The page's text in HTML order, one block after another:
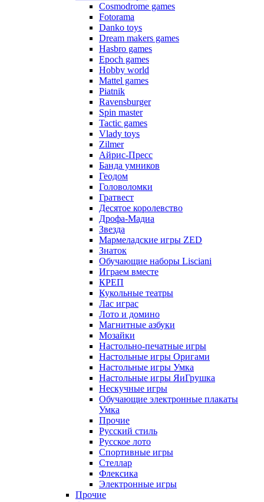
Cosmodrome games
Fotorama
Danko toys
Dream makers games
Hasbro games
Epoch games
Hobby world
Mattel games
Piatnik
Ravensburger
Spin master
Tactic games
Vlady toys
Zilmer
Айрис-Пресс
Банда умников
Геодом
Головоломки
Гратвест
Десятое королевство
Дрофа-Мадиа
Звезда
Мармеладские игры ZED
Знаток
Обучающие наборы Lisciani
Играем вместе
КРЕП
Кукольные театры
Лас играс
Лото и домино
Магнитные азбуки
Мозайки
Настольно-печатные игры
Настольные игры Оригами
Настольные игры Умка
Настольные игры ЯиГрушка
Нескучные игры
Обучающие электронные плакаты
Умка
Прочие
Русский стиль
Русское лото
Спортивные игры
Стеллар
Флексика
Электронные игры
Прочие